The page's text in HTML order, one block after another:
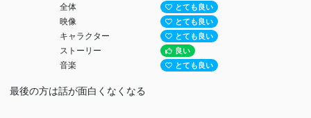
した演出で最大限魅せてくれる。このアニメーション力を、ハチャ
メチャシーンだけでなく、感動シーンにまで映えさせてくれたらも
う圧巻としか言いようがない。
というわけで、奇妙で人を惹きつける世界観だけでなく、圧倒的な
全体 とても良い
映像 とても良い
キャラクター とても良い
ストーリー 良い
音楽 とても良い
最後の方は話が面白くなくなる